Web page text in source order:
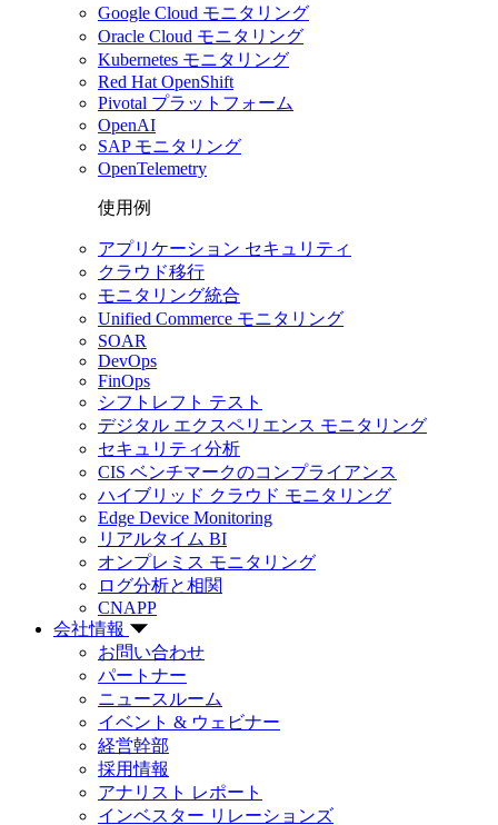
Google Cloud モニタリング
Oracle Cloud モニタリング
Kubernetes モニタリング
Red Hat OpenShift
Pivotal プラットフォーム
OpenAI
SAP モニタリング
OpenTelemetry
使用例
アプリケーション セキュリティ
クラウド移行
モニタリング統合
Unified Commerce モニタリング
SOAR
DevOps
FinOps
シフトレフト テスト
デジタル エクスペリエンス モニタリング
セキュリティ分析
CIS ベンチマークのコンプライアンス
ハイブリッド クラウド モニタリング
Edge Device Monitoring
リアルタイム BI
オンプレミス モニタリング
ログ分析と相関
CNAPP
会社情報
お問い合わせ
パートナー
ニュースルーム
イベント & ウェビナー
経営幹部
採用情報
アナリスト レポート
インベスター リレーションズ